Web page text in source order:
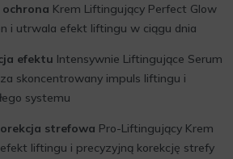
ochrona Krem Liftingujący Perfect Glow
i utrwala efekt liftingu w ciągu dnia
efektu Intensywnie Liftingujące Serum
skoncentrowany impuls liftingu i
systemu
strefowa Pro-Liftingujący Krem
liftingu i precyzyjną korekcję strefy